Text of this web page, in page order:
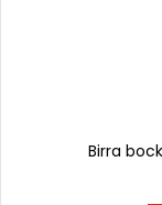
Birra